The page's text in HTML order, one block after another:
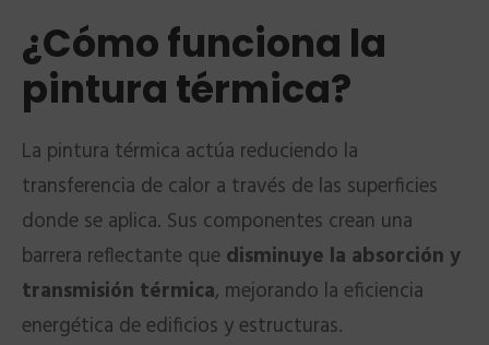
¿Cómo funciona la
pintura térmica?
La pintura térmica actúa reduciendo la
transferencia de calor a través de las superficies
donde se aplica. Sus componentes crean una
barrera reflectante que disminuye la absorción y
transmisión térmica, mejorando la eficiencia
energética de edificios y estructuras.